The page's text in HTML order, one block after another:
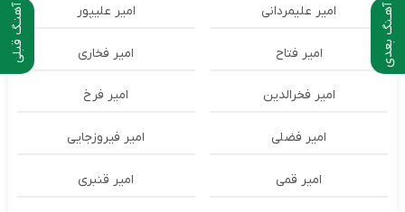
آهنـگ قبلی آهـنگ بعدی امیر علیمردانی امیر علیپور
امیر فتاح امیر فخاری
امیر فخرالدین امیر فرخ
امیر فضلی امیر فیروزجایی
امیر قمی امیر قنبری